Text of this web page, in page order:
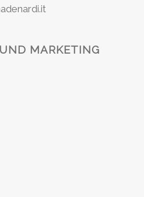
MARKETING